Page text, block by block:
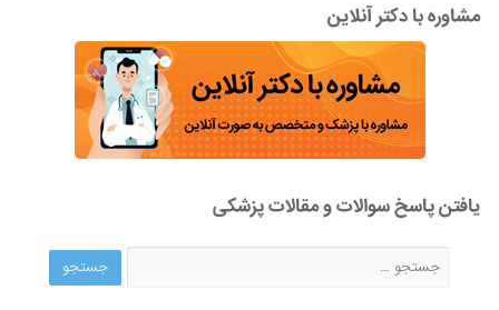
مشاوره با دکتر آنلاین
یافتن پاسخ سوالات و مقالات پزشکی